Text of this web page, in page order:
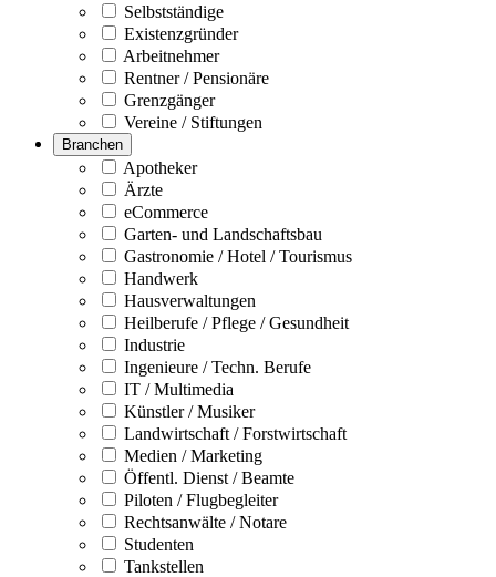
Selbstständige
Existenzgründer
Arbeitnehmer
Rentner / Pensionäre
Grenzgänger
Vereine / Stiftungen
Branchen
Apotheker
Ärzte
eCommerce
Garten- und Landschaftsbau
Gastronomie / Hotel / Tourismus
Handwerk
Hausverwaltungen
Heilberufe / Pflege / Gesundheit
Industrie
Ingenieure / Techn. Berufe
IT / Multimedia
Künstler / Musiker
Landwirtschaft / Forstwirtschaft
Medien / Marketing
Öffentl. Dienst / Beamte
Piloten / Flugbegleiter
Rechtsanwälte / Notare
Studenten
Tankstellen